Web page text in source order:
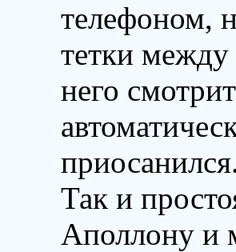
телефоном,
тетки
него
Так и
Аполлону и